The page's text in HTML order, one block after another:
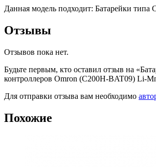
Данная модель подходит: Батарейки типа
Отзывы
Отзывов пока нет.
Будьте первым, кто оставил отзыв на
контроллеров Omron (C200H-BAT09) Li-
Для отправки отзыва вам необходимо
Похожие